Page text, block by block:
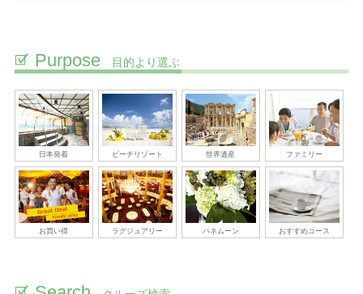
Purpose 目的より選ぶ
日本発着 ビーチリゾート 世界遺産 ファミリー
お買い得 ラグジュアリー ハネムーン おすすめコース